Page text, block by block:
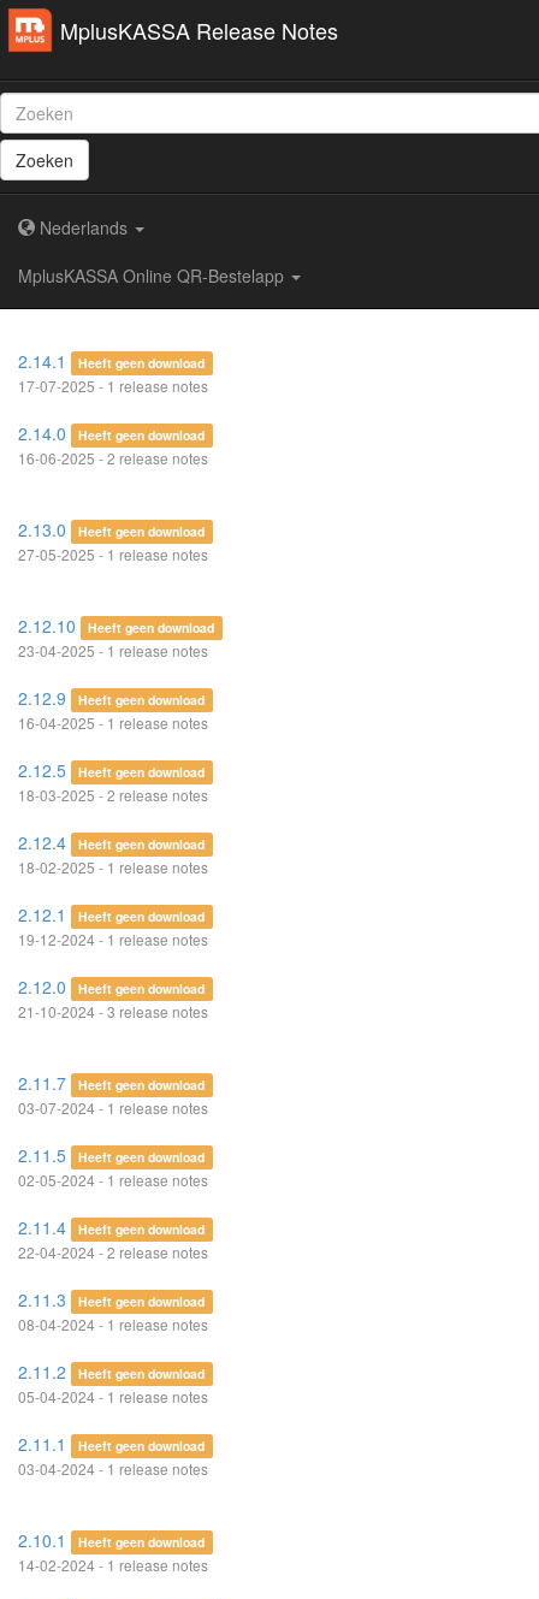
MplusKASSA Release Notes
Zoeken
Nederlands
MplusKASSA Online QR-Bestelapp
2.14.1 Heeft geen download
17-07-2025 - 1 release notes
2.14.0 Heeft geen download
16-06-2025 - 2 release notes
2.13.0 Heeft geen download
27-05-2025 - 1 release notes
2.12.10 Heeft geen download
23-04-2025 - 1 release notes
2.12.9 Heeft geen download
16-04-2025 - 1 release notes
2.12.5 Heeft geen download
18-03-2025 - 2 release notes
2.12.4 Heeft geen download
18-02-2025 - 1 release notes
2.12.1 Heeft geen download
19-12-2024 - 1 release notes
2.12.0 Heeft geen download
21-10-2024 - 3 release notes
2.11.7 Heeft geen download
03-07-2024 - 1 release notes
2.11.5 Heeft geen download
02-05-2024 - 1 release notes
2.11.4 Heeft geen download
22-04-2024 - 2 release notes
2.11.3 Heeft geen download
08-04-2024 - 1 release notes
2.11.2 Heeft geen download
05-04-2024 - 1 release notes
2.11.1 Heeft geen download
03-04-2024 - 1 release notes
2.10.1 Heeft geen download
14-02-2024 - 1 release notes